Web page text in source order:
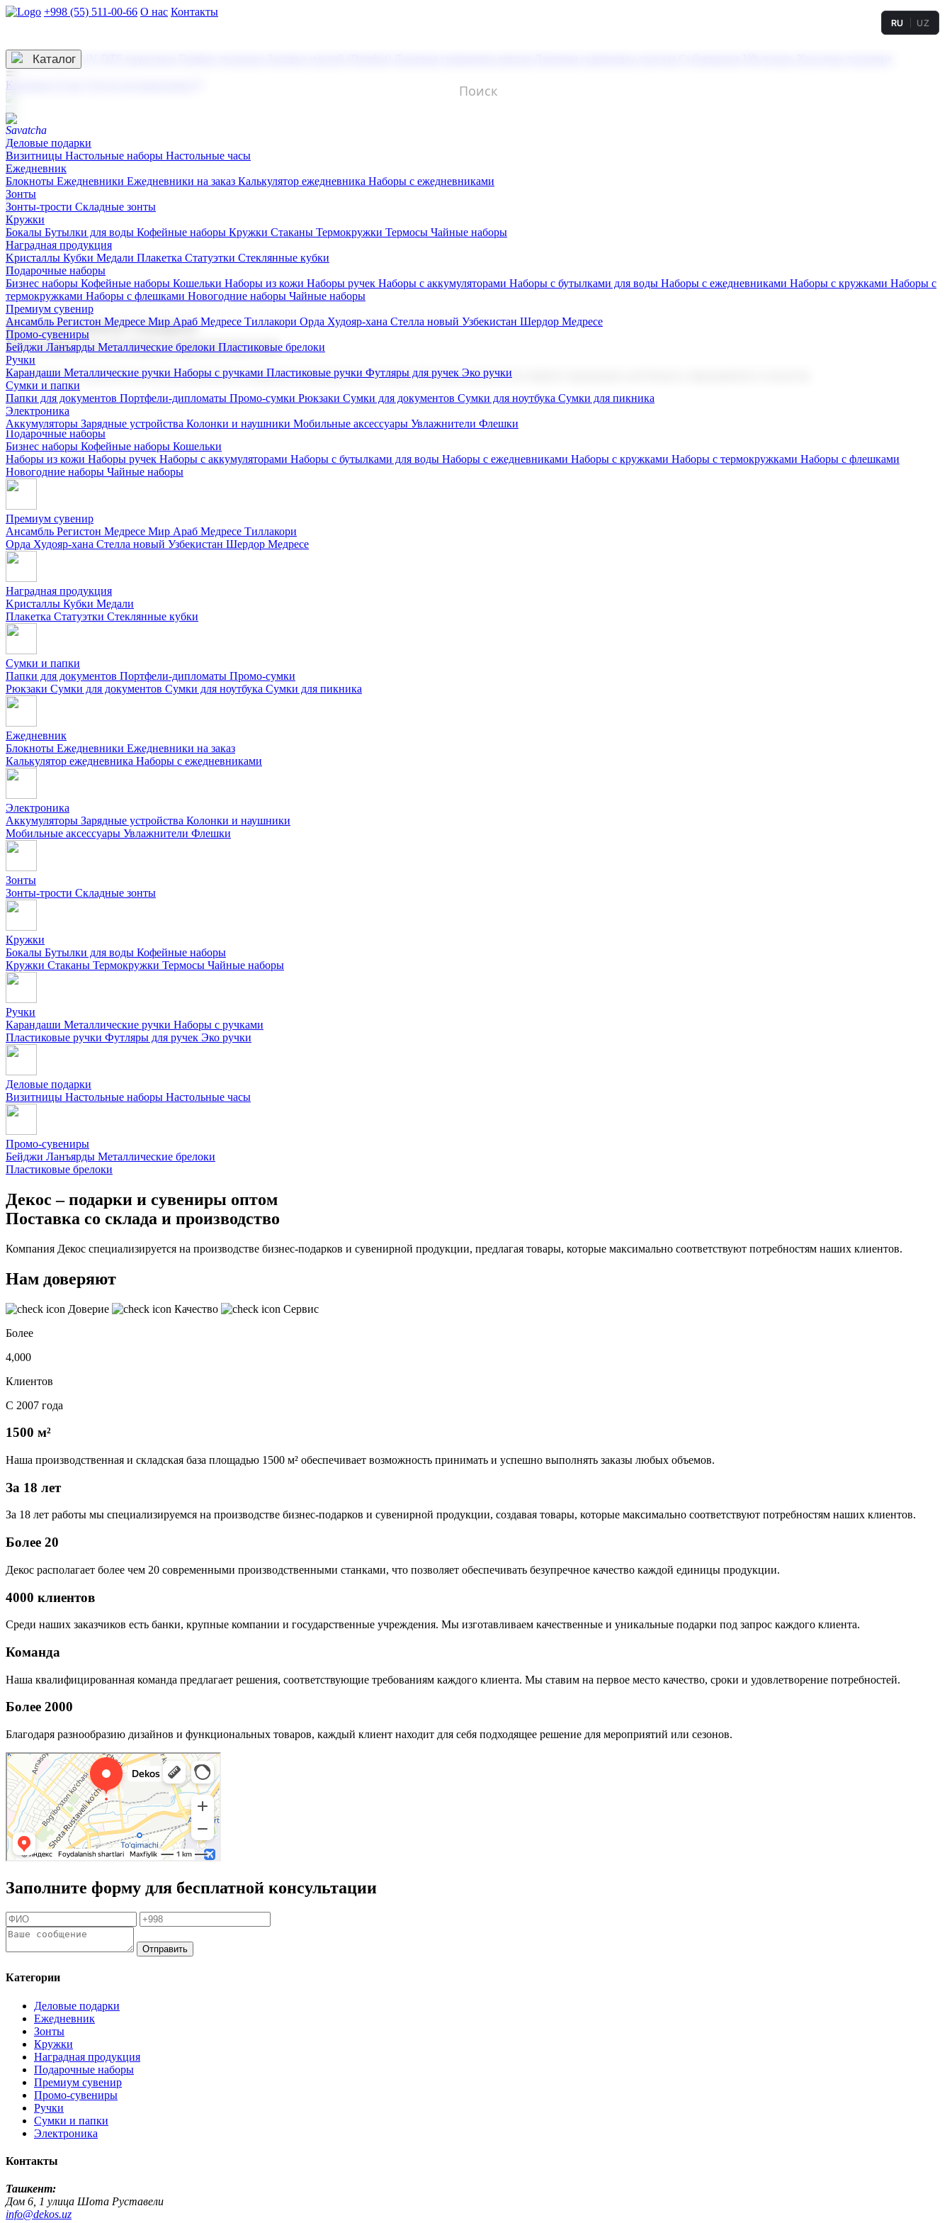
+998 (55) 511-00-66 О нас Контакты
3D гравировка
RU UZ
☰
Контакты
Каталог
Деловые подарки
Визитницы Настольные наборы Настольные часы
Ежедневник
Блокноты Ежедневники Ежедневники на заказ Калькулятор ежедневника Наборы с ежедневниками
Зонты
Зонты-трости Складные зонты
Кружки
Бокалы Бутылки для воды Кофейные наборы Кружки Стаканы Термокружки Термосы Чайные наборы
Наградная продукция
Kристаллы Кубки Медали Плакетка Статуэтки Стеклянные кубки
Подарочные наборы
Бизнес наборы Кофейные наборы Кошельки Наборы из кожи Наборы ручек Наборы с аккумуляторами Наборы с бутылками для воды Наборы с ежедневниками Наборы с кружками Наборы с
термокружками Наборы с флешками Новогодние наборы Чайные наборы
Премиум сувенир
Ансамбль Регистон Медресе Мир Араб Медресе Тиллакори Орда Худояр-хана Стелла новый Узбекистан Шердор Медресе
Промо-сувениры
Бейджи Ланъярды Металлические брелоки Пластиковые брелоки
Ручки
Карандаши Металлические ручки Наборы с ручками Пластиковые ручки Футляры для ручек Эко ручки
Сумки и папки
Папки для документов Портфели-дипломаты Промо-сумки Рюкзаки Сумки для документов Сумки для ноутбука Сумки для пикника
Электроника
Аккумуляторы Зарядные устройства Колонки и наушники Мобильные аксессуары Увлажнители Флешки
Корпоративные подарки
Поставка со склада и производство
Мы предлагаем широкий выбор корпоративных подарков и сувениров с логотипом. В нашем каталоге вы найдете продукцию для бизнеса, мероприятия и клиентов.
Подарочные наборы
Бизнес наборы Кофейные наборы Кошельки
Наборы из кожи Наборы ручек Наборы с аккумуляторами Наборы с бутылками для воды Наборы с ежедневниками Наборы с кружками Наборы с термокружками Наборы с флешками
Новогодние наборы Чайные наборы
Премиум сувенир
Ансамбль Регистон Медресе Мир Араб Медресе Тиллакори
Орда Худояр-хана Стелла новый Узбекистан Шердор Медресе
Наградная продукция
Kристаллы Кубки Медали
Плакетка Статуэтки Стеклянные кубки
Сумки и папки
Папки для документов Портфели-дипломаты Промо-сумки
Рюкзаки Сумки для документов Сумки для ноутбука Сумки для пикника
Ежедневник
Блокноты Ежедневники Ежедневники на заказ
Калькулятор ежедневника Наборы с ежедневниками
Электроника
Аккумуляторы Зарядные устройства Колонки и наушники
Мобильные аксессуары Увлажнители Флешки
Зонты
Зонты-трости Складные зонты
Кружки
Бокалы Бутылки для воды Кофейные наборы
Кружки Стаканы Термокружки Термосы Чайные наборы
Ручки
Карандаши Металлические ручки Наборы с ручками
Пластиковые ручки Футляры для ручек Эко ручки
Деловые подарки
Визитницы Настольные наборы Настольные часы
Промо-сувениры
Бейджи Ланъярды Металлические брелоки
Пластиковые брелоки
Декос – подарки и сувениры оптом
Поставка со склада и производство
Компания Декос специализируется на производстве бизнес-подарков и сувенирной продукции, предлагая товары, которые максимально соответствуют потребностям наших клиентов.
Нам доверяют
Доверие Качество
Сервис
Более
4,000
Клиентов
С 2007 года
1500 м²
Наша производственная и складская база площадью 1500 м² обеспечивает возможность принимать и успешно выполнять заказы любых объемов.
За 18 лет
За 18 лет работы мы специализируемся на производстве бизнес-подарков и сувенирной продукции, создавая товары, которые максимально соответствуют потребностям наших клиентов.
Более 20
Декос располагает более чем 20 современными производственными станками, что позволяет обеспечивать безупречное качество каждой единицы продукции.
4000 клиентов
Среди наших заказчиков есть банки, крупные компании и государственные учреждения. Мы изготавливаем качественные и уникальные подарки под запрос каждого клиента.
Команда
Наша квалифицированная команда предлагает решения, соответствующие требованиям каждого клиента. Мы ставим на первое место качество, сроки и удовлетворение потребностей.
Более 2000
Благодаря разнообразию дизайнов и функциональных товаров, каждый клиент находит для себя подходящее решение для мероприятий или сезонов.
Заполните форму для бесплатной консультации
Отправить
Категории
Деловые подарки
Ежедневник
Зонты
Кружки
Наградная продукция
Подарочные наборы
Премиум сувенир
Промо-сувениры
Ручки
Сумки и папки
Электроника
Контакты
Ташкент:
Дом 6, 1 улица Шота Руставели
info@dekos.uz